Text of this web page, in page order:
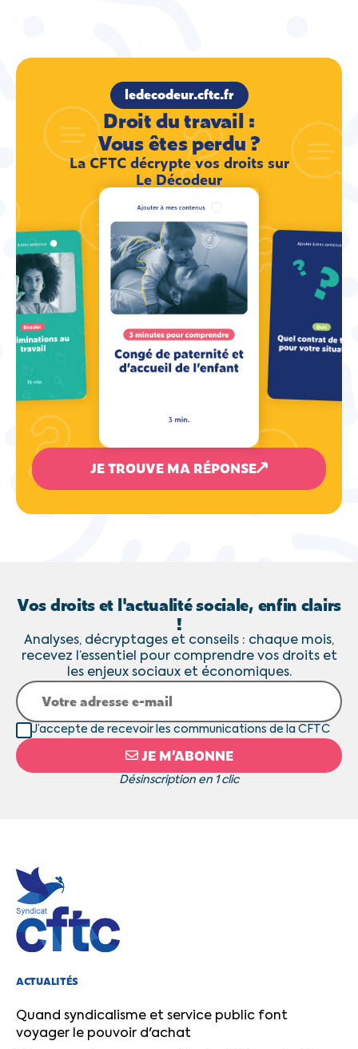
ledecodeur.cftc.fr
Droit du travail :
Vous êtes perdu ?
La CFTC décrypte vos droits sur
Le Décodeur
JE TROUVE MA RÉPONSE
Vos droits et l'actualité sociale, enfin clairs
!
Analyses, décryptages et conseils : chaque mois,
recevez l’essentiel pour comprendre vos droits et
les enjeux sociaux et économiques.
JE M’ABONNE
Désinscription en 1 clic
J’accepte de recevoir les communications de la CFTC
ACTUALITÉS
Quand syndicalisme et service public font
voyager le pouvoir d'achat